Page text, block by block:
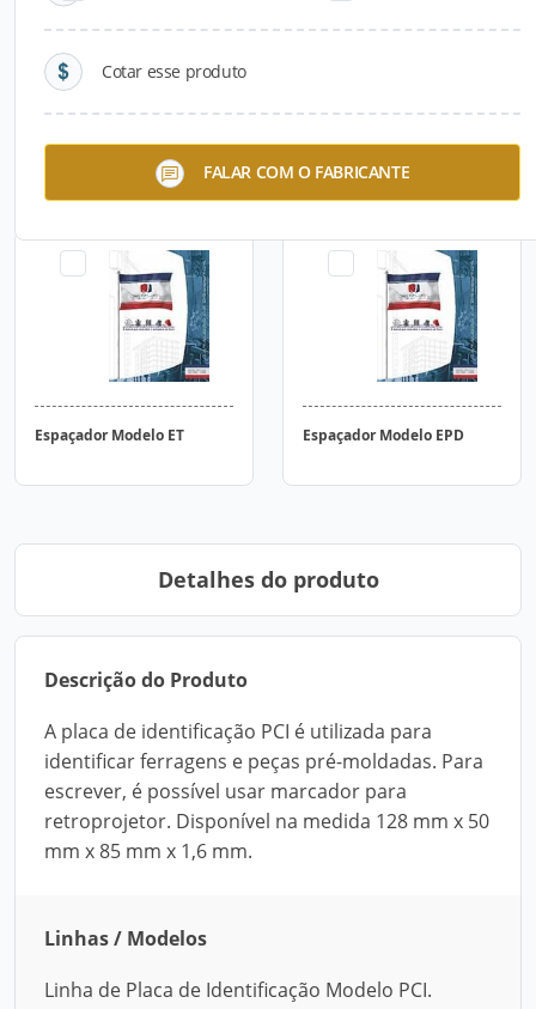
Cotar esse produto
FALAR COM O FABRICANTE
Espaçador Modelo TL
Espaçador Modelo ET Espaçador Modelo EPD
Detalhes do produto
Descrição do Produto
A placa de identificação PCI é utilizada para
identificar ferragens e peças pré-moldadas. Para
escrever, é possível usar marcador para
retroprojetor. Disponível na medida 128 mm x 50
mm x 85 mm x 1,6 mm.
Linhas / Modelos
Linha de Placa de Identificação Modelo PCI.